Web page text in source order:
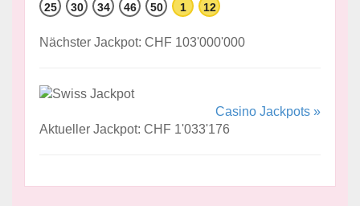
25 30 34 46 50 1 12
Nächster Jackpot: CHF 103'000'000
Casino Jackpots »
Aktueller Jackpot: CHF 1'033'176